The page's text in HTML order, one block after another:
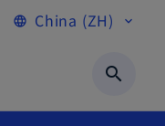
language China (ZH) expand_more
search